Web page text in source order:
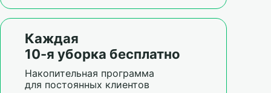
Каждая
10-я уборка бесплатно
Накопительная программа
для постоянных клиентов